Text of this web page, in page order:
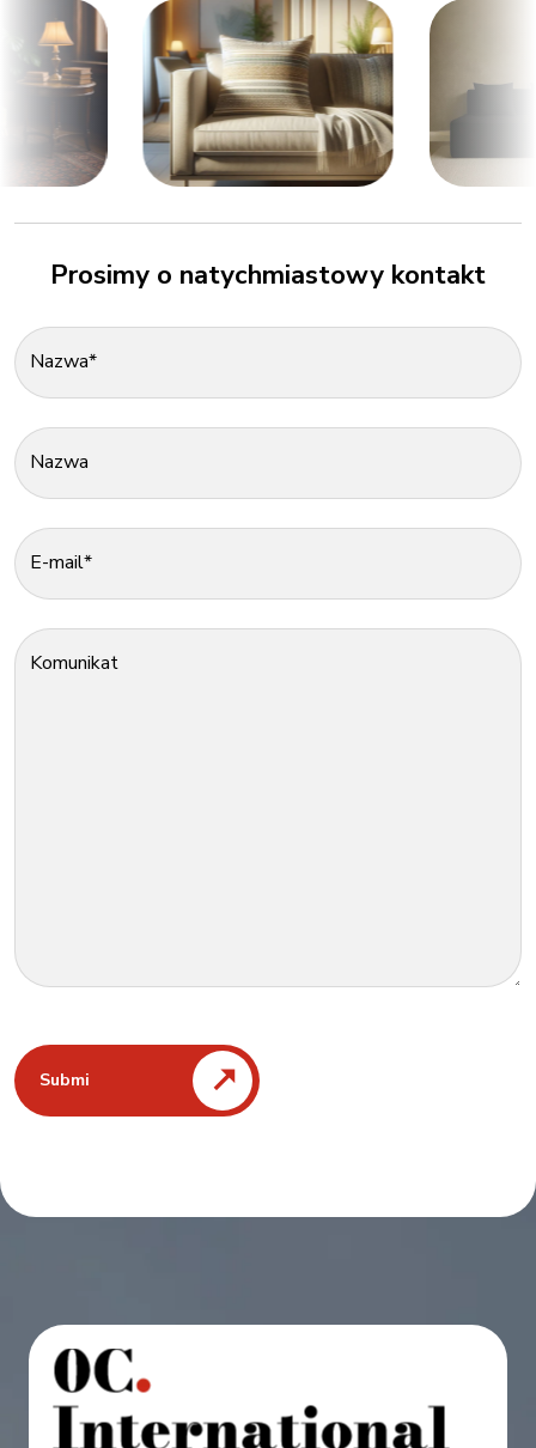
Prosimy o natychmiastowy kontakt
Nazwa*
Nazwa
E-mail*
Komunikat
Submi